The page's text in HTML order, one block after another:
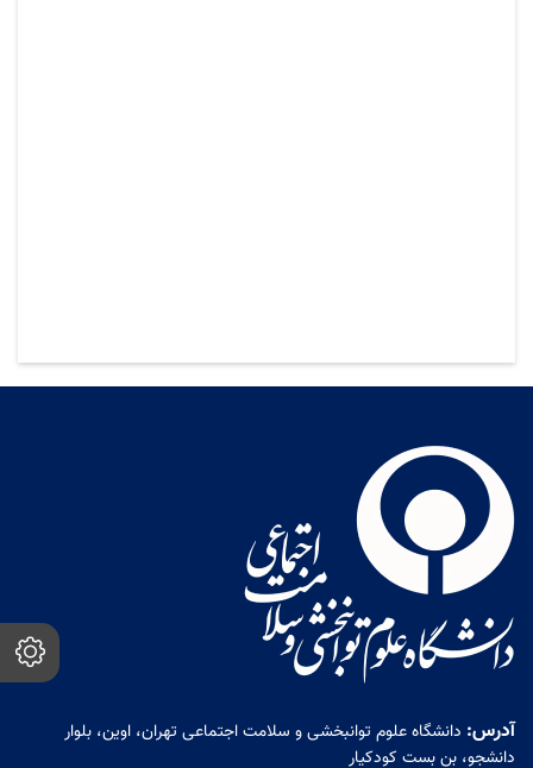
آدرس: دانشگاه علوم توانبخشی و سلامت اجتماعی تهران، اوین، بلوار
دانشجو، بن بست کودکیار